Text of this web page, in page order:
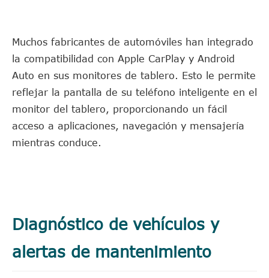
Muchos fabricantes de automóviles han integrado
la compatibilidad con Apple CarPlay y Android
Auto en sus monitores de tablero. Esto le permite
reflejar la pantalla de su teléfono inteligente en el
monitor del tablero, proporcionando un fácil
acceso a aplicaciones, navegación y mensajería
mientras conduce.
Diagnóstico de vehículos y
alertas de mantenimiento